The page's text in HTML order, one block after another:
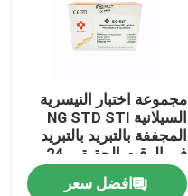
مجموعة اختبار النيسرية
السيلانية NG STD STI
المجففة بالتبريد بالتبريد
في الوقت الحقيقي 24
اختبار / مجموعة
افضل سعر